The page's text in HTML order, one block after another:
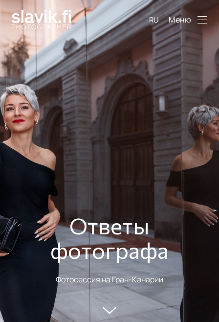
RU Меню
Ответы
фотографа
Фотосессия на Гран-Канарии